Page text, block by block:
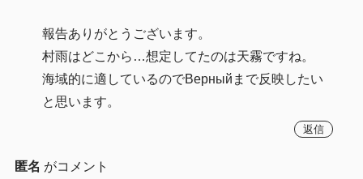
報告ありがとうございます。
村雨はどこから…想定してたのは天霧ですね。
海域的に適しているのでВерныйまで反映したい
と思います。
返信
匿名 がコメント